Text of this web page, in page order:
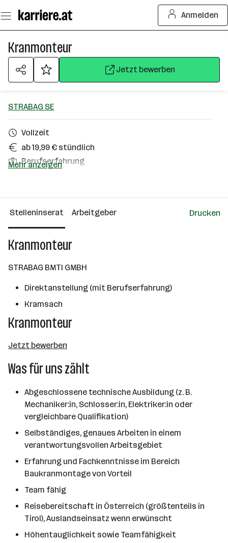
Seiteninhalt
springen
Anmelden
Kranmonteur
Jetzt bewerben
STRABAG SE
Vollzeit
ab 19,99 € stündlich
Berufserfahrung
Über das Unternehmen
10000+ Mitarbeiter*innen
Wien
Mehr anzeigen
Stelleninserat Arbeitgeber Drucken
Kranmonteur
STRABAG BMTI GMBH
Direktanstellung (mit Berufserfahrung)
Kramsach
Kranmonteur
Jetzt bewerben
Was für uns zählt
Abgeschlossene technische Ausbildung (z. B.
Mechaniker:in, Schlosser:in, Elektriker:in oder
vergleichbare Qualifikation)
Selbständiges, genaues Arbeiten in einem
verantwortungsvollen Arbeitsgebiet
Erfahrung und Fachkenntnisse im Bereich
Baukranmontage von Vorteil
Team fähig
Reisebereitschaft in Österreich (größtenteils in
Tirol), Auslandseinsatz wenn erwünscht
Höhentauglichkeit sowie Teamfähigkeit